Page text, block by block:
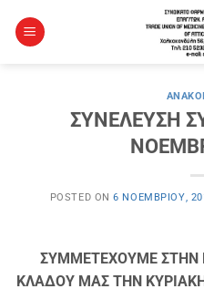
στο
ΣΥΝΕΛΕΥΣΗ
POSTED ON6 ΝΟΕΜΒΡΊΟΥ,
ΣΥΜΜΕΤΕΧΟΥΜΕ ΣΤΗΝ
ΚΛΑΔΟΥ ΜΑΣ ΤΗΝ